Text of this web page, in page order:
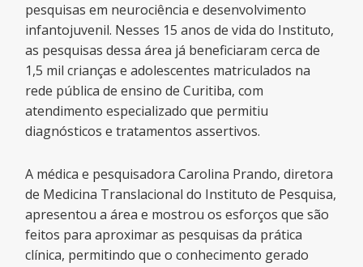
pesquisas em neurociência e desenvolvimento
infantojuvenil. Nesses 15 anos de vida do Instituto,
as pesquisas dessa área já beneficiaram cerca de
1,5 mil crianças e adolescentes matriculados na
rede pública de ensino de Curitiba, com
atendimento especializado que permitiu
diagnósticos e tratamentos assertivos.
A médica e pesquisadora Carolina Prando, diretora
de Medicina Translacional do Instituto de Pesquisa,
apresentou a área e mostrou os esforços que são
feitos para aproximar as pesquisas da prática
clínica, permitindo que o conhecimento gerado